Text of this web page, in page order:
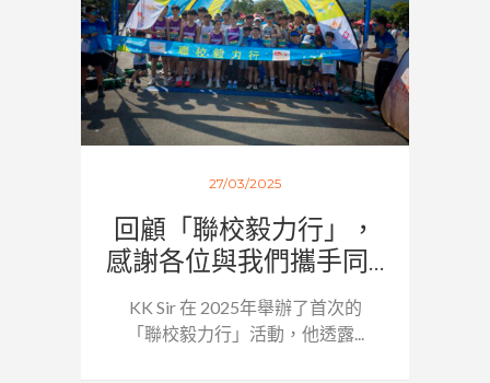
27/03/2025
回顧「聯校毅力行」，
感謝各位與我們攜手同...
KK Sir 在 2025年舉辦了首次的
「聯校毅力行」活動，他透露...